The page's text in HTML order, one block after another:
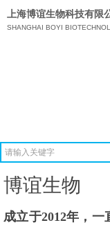
上海博谊生物科技有限
SHANGHAI BOYI
博谊生物
成立于2012年，